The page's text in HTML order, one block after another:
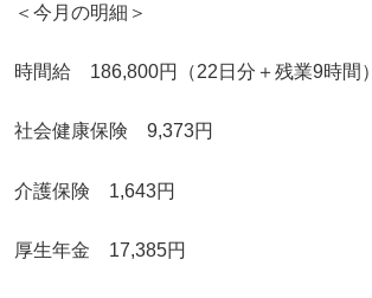
＜今月の明細＞
時間給 186,800円（22日分＋残業9時間）
社会健康保険 9,373円
介護保険 1,643円
厚生年金 17,385円